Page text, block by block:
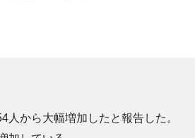
から大幅増加したと報告した。